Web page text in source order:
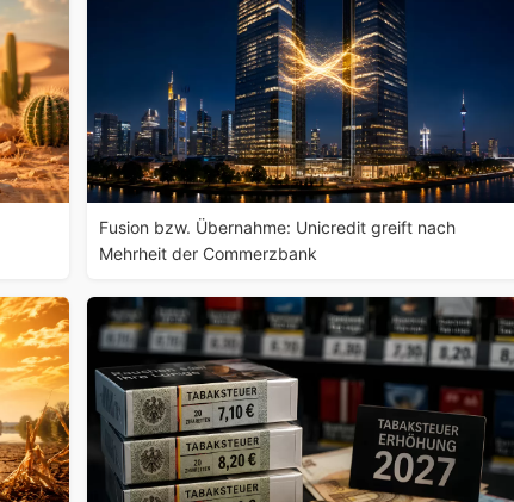
Fusion bzw. Übernahme: Unicredit greift nach
Mehrheit der Commerzbank